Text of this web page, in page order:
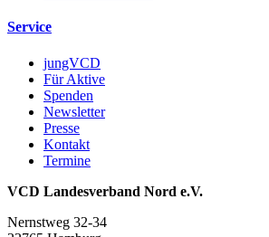
Service
jungVCD
Für Aktive
Spenden
Newsletter
Presse
Kontakt
Termine
VCD Landesverband Nord e.V.
Nernstweg 32-34